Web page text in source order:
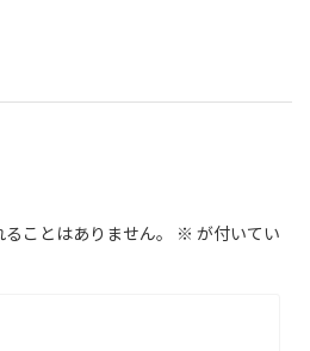
ことはありません。 ※ が付いてい